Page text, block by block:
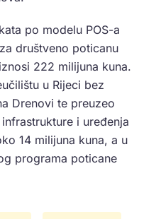
po modelu POS-a
društveno poticanu
222 milijuna kuna.
u Rijeci bez
Drenovi te preuzeo
i uređenja
14 milijuna kuna, a u
programa poticane